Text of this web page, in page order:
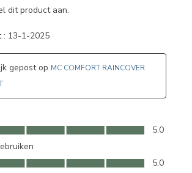
dit product aan.
: 13-1-2025
gepost op MC COMFORT RAINCOVER
5
5.0
5.0 van 5
5.0